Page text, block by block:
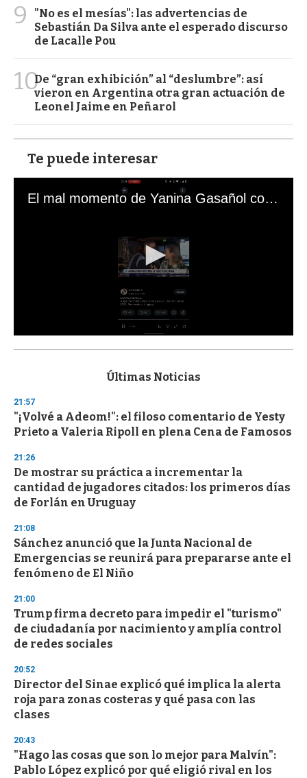
9
"No es el mesías": las advertencias de
Sebastián Da Silva ante el esperado discurso
de Lacalle Pou
10De “gran exhibición” al “deslumbre”: así
vieron en Argentina otra gran actuación de
Leonel Jaime en Peñarol
Te puede interesar
El mal momento de Yanina Gasañol con un hincha argentino en "Subrayado"
s
d
s
o
f
3
s
e
c
o
d
s
Últimas Noticias
21:57
"¡Volvé a Adeom!": el filoso comentario de Yesty
Prieto a Valeria Ripoll en plena Cena de Famosos
21:26
De mostrar su práctica a incrementar la
cantidad de jugadores citados: los primeros días
de Forlán en Uruguay
21:08
Sánchez anunció que la Junta Nacional de
Emergencias se reunirá para prepararse ante el
fenómeno de El Niño
21:00
Trump firma decreto para impedir el "turismo"
de ciudadanía por nacimiento y amplía control
de redes sociales
20:52
Director del Sinae explicó qué implica la alerta
roja para zonas costeras y qué pasa con las
clases
20:43
"Hago las cosas que son lo mejor para Malvín":
Pablo López explicó por qué eligió rival en los